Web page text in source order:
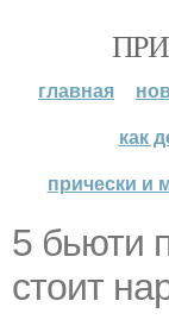
главная
как
прически и
5 бьюти
стоит